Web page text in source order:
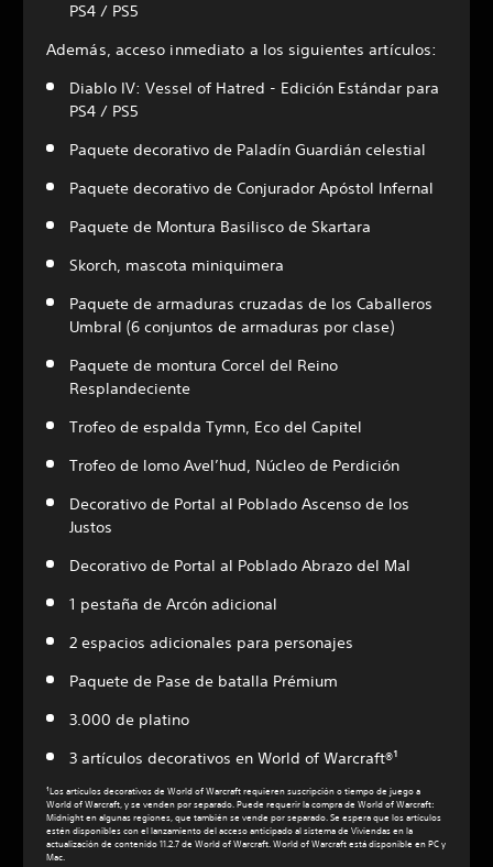
PS4 / PS5
Además, acceso inmediato a los siguientes artículos:
Diablo IV: Vessel of Hatred - Edición Estándar para
PS4 / PS5
Paquete decorativo de Paladín Guardián celestial
Paquete decorativo de Conjurador Apóstol Infernal
Paquete de Montura Basilisco de Skartara
Skorch, mascota miniquimera
Paquete de armaduras cruzadas de los Caballeros
Umbral (6 conjuntos de armaduras por clase)
Paquete de montura Corcel del Reino
Resplandeciente
Trofeo de espalda Tymn, Eco del Capitel
Trofeo de lomo Avel’hud, Núcleo de Perdición
Decorativo de Portal al Poblado Ascenso de los
Justos
Decorativo de Portal al Poblado Abrazo del Mal
1 pestaña de Arcón adicional
2 espacios adicionales para personajes
Paquete de Pase de batalla Prémium
3.000 de platino
3 artículos decorativos en World of Warcraft®¹
¹Los artículos decorativos de World of Warcraft requieren suscripción o tiempo de juego a
World of Warcraft, y se venden por separado. Puede requerir la compra de World of Warcraft:
Midnight en algunas regiones, que también se vende por separado. Se espera que los artículos
estén disponibles con el lanzamiento del acceso anticipado al sistema de Viviendas en la
actualización de contenido 11.2.7 de World of Warcraft. World of Warcraft está disponible en PC y
Mac.